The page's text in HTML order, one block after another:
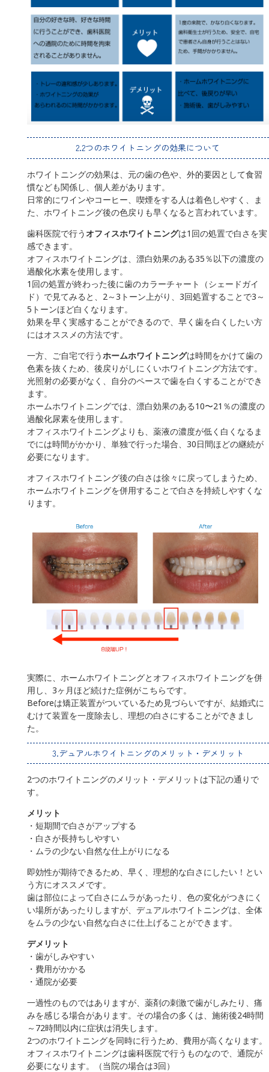
2.2つのホワイトニングの効果について
ホワイトニングの効果は、元の歯の色や、外的要因として食習
慣なども関係し、個人差があります。
日常的にワインやコーヒー、喫煙をする人は着色しやすく、ま
た、ホワイトニング後の色戻りも早くなると言われています。
歯科医院で行うオフィスホワイトニングは1回の処置で白さを実
感できます。
オフィスホワイトニングは、漂白効果のある35％以下の濃度の
過酸化水素を使用します。
1回の処置が終わった後に歯のカラーチャート（シェードガイ
ド）で見てみると、2～3トーン上がり、3回処置することで3～
5トーンほど白くなります。
効果を早く実感することができるので、早く歯を白くしたい方
にはオススメの方法です。
一方、ご自宅で行うホームホワイトニングは時間をかけて歯の
色素を抜くため、後戻りがしにくいホワイトニング方法です。
光照射の必要がなく、自分のペースで歯を白くすることができ
ます。
ホームホワイトニングでは、漂白効果のある10〜21％の濃度の
過酸化尿素を使用します。
オフィスホワイトニングよりも、薬液の濃度が低く白くなるま
でには時間がかかり、単独で行った場合、30日間ほどの継続が
必要になります。
オフィスホワイトニング後の白さは徐々に戻ってしまうため、
ホームホワイトニングを併用することで白さを持続しやすくな
ります。
実際に、ホームホワイトニングとオフィスホワイトニングを併
用し、3ヶ月ほど続けた症例がこちらです。
Beforeは矯正装置がついているため見づらいですが、結婚式に
むけて装置を一度除去し、理想の白さにすることができまし
た。
3.デュアルホワイトニングのメリット・デメリット
2つのホワイトニングのメリット・デメリットは下記の通りで
す。
メリット
・短期間で白さがアップする
・白さが長持ちしやすい
・ムラの少ない自然な仕上がりになる
即効性が期待できるため、早く、理想的な白さにしたい！とい
う方にオススメです。
歯は部位によって白さにムラがあったり、色の変化がつきにく
い場所があったりしますが、デュアルホワイトニングは、全体
をムラの少ない自然な白さに仕上げることができます。
デメリット
・歯がしみやすい
・費用がかかる
・通院が必要
一過性のものではありますが、薬剤の刺激で歯がしみたり、痛
みを感じる場合があります。その場合の多くは、施術後24時間
～72時間以内に症状は消失します。
2つのホワイトニングを同時に行うため、費用が高くなります。
オフィスホワイトニングは歯科医院で行うものなので、通院が
必要になります。（当院の場合は3回）